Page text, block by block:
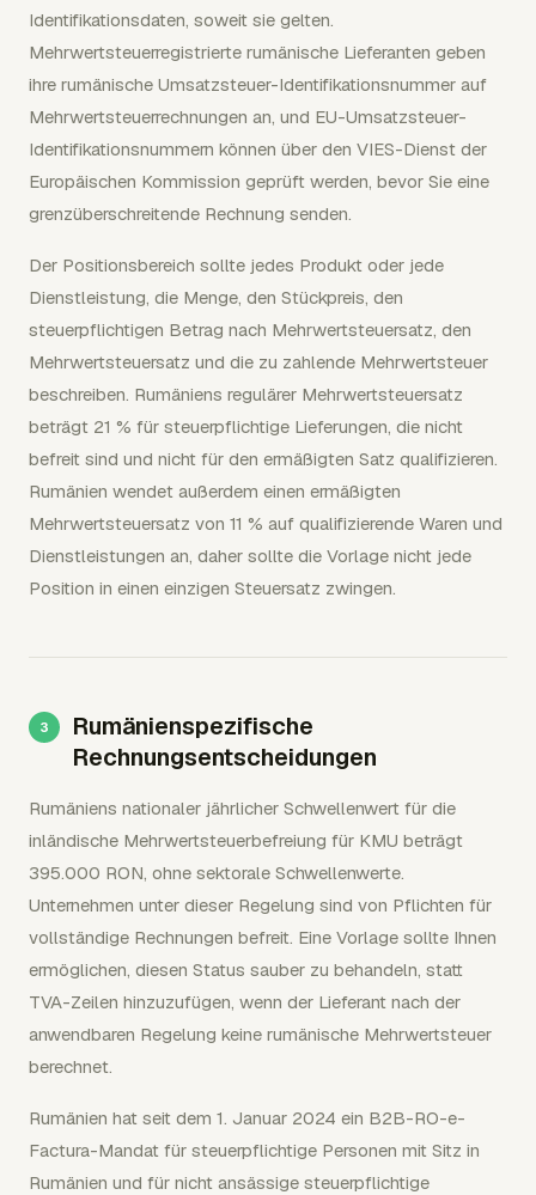
Identifikationsdaten, soweit sie gelten.
Mehrwertsteuerregistrierte rumänische Lieferanten geben
ihre rumänische Umsatzsteuer-Identifikationsnummer auf
Mehrwertsteuerrechnungen an, und EU-Umsatzsteuer-
Identifikationsnummern können über den VIES-Dienst der
Europäischen Kommission geprüft werden, bevor Sie eine
grenzüberschreitende Rechnung senden.
Der Positionsbereich sollte jedes Produkt oder jede
Dienstleistung, die Menge, den Stückpreis, den
steuerpflichtigen Betrag nach Mehrwertsteuersatz, den
Mehrwertsteuersatz und die zu zahlende Mehrwertsteuer
beschreiben. Rumäniens regulärer Mehrwertsteuersatz
beträgt 21 % für steuerpflichtige Lieferungen, die nicht
befreit sind und nicht für den ermäßigten Satz qualifizieren.
Rumänien wendet außerdem einen ermäßigten
Mehrwertsteuersatz von 11 % auf qualifizierende Waren und
Dienstleistungen an, daher sollte die Vorlage nicht jede
Position in einen einzigen Steuersatz zwingen.
Rumänienspezifische
Rechnungsentscheidungen
Rumäniens nationaler jährlicher Schwellenwert für die
inländische Mehrwertsteuerbefreiung für KMU beträgt
395.000 RON, ohne sektorale Schwellenwerte.
Unternehmen unter dieser Regelung sind von Pflichten für
vollständige Rechnungen befreit. Eine Vorlage sollte Ihnen
ermöglichen, diesen Status sauber zu behandeln, statt
TVA-Zeilen hinzuzufügen, wenn der Lieferant nach der
anwendbaren Regelung keine rumänische Mehrwertsteuer
berechnet.
Rumänien hat seit dem 1. Januar 2024 ein B2B-RO-e-
Factura-Mandat für steuerpflichtige Personen mit Sitz in
Rumänien und für nicht ansässige steuerpflichtige